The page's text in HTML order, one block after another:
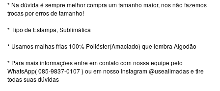
* Na dúvida é sempre melhor compra um tamanho maior, nos não fazemos
trocas por erros de tamanho!
* Tipo de Estampa, Sublimática
* Usamos malhas frias 100% Poliéster(Amaciado) que lembra Algodão
* Para mais informações entre em contato com nossa equipe pelo
WhatsApp( 085-9837-0107 ) ou em nosso Instagram @useallmadas e tire
todas suas dúvidas